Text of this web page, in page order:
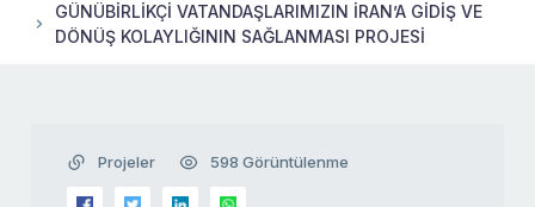
GÜNÜBİRLİKÇİ VATANDAŞLARIMIZIN İRAN’A GİDİŞ VE
DÖNÜŞ KOLAYLIĞININ SAĞLANMASI PROJESİ
Projeler 598 Görüntülenme